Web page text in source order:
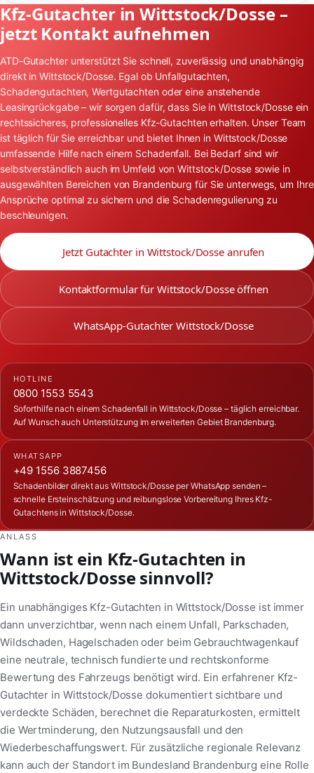
Kfz-Gutachter in Wittstock/Dosse –
jetzt Kontakt aufnehmen
ATD-Gutachter unterstützt Sie schnell, zuverlässig und unabhängig
direkt in Wittstock/Dosse. Egal ob Unfallgutachten,
Schadengutachten, Wertgutachten oder eine anstehende
Leasingrückgabe – wir sorgen dafür, dass Sie in Wittstock/Dosse ein
rechtssicheres, professionelles Kfz-Gutachten erhalten. Unser Team
ist täglich für Sie erreichbar und bietet Ihnen in Wittstock/Dosse
umfassende Hilfe nach einem Schadenfall. Bei Bedarf sind wir
selbstverständlich auch im Umfeld von Wittstock/Dosse sowie in
ausgewählten Bereichen von Brandenburg für Sie unterwegs, um Ihre
Ansprüche optimal zu sichern und die Schadenregulierung zu
beschleunigen.
Jetzt Gutachter in Wittstock/Dosse anrufen
Kontaktformular für Wittstock/Dosse öffnen
WhatsApp-Gutachter Wittstock/Dosse
HOTLINE
0800 1553 5543
Soforthilfe nach einem Schadenfall in Wittstock/Dosse – täglich erreichbar.
Auf Wunsch auch Unterstützung im erweiterten Gebiet Brandenburg.
WHATSAPP
+49 1556 3887456
Schadenbilder direkt aus Wittstock/Dosse per WhatsApp senden –
schnelle Ersteinschätzung und reibungslose Vorbereitung Ihres Kfz-
Gutachtens in Wittstock/Dosse.
ANLASS
Wann ist ein Kfz-Gutachten in
Wittstock/Dosse sinnvoll?
Ein unabhängiges Kfz-Gutachten in Wittstock/Dosse ist immer
dann unverzichtbar, wenn nach einem Unfall, Parkschaden,
Wildschaden, Hagelschaden oder beim Gebrauchtwagenkauf
eine neutrale, technisch fundierte und rechtskonforme
Bewertung des Fahrzeugs benötigt wird. Ein erfahrener Kfz-
Gutachter in Wittstock/Dosse dokumentiert sichtbare und
verdeckte Schäden, berechnet die Reparaturkosten, ermittelt
die Wertminderung, den Nutzungsausfall und den
Wiederbeschaffungswert. Für zusätzliche regionale Relevanz
kann auch der Standort im Bundesland Brandenburg eine Rolle